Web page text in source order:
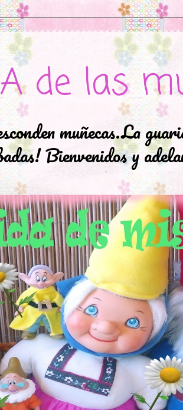
de las
muñecas.La
Bienvenidos y